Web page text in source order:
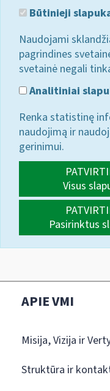
Būtinieji
Naudojami
pagrindines
svetainė negali
Analitiniai
Renka statistinę
naudojimą ir
gerinimui.
Visus
Pasirinktus
APIE VMI
Misija, Vizija ir
Struktūra ir